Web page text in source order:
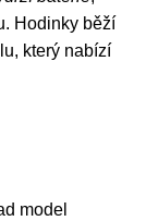
Hodinky běží
který nabízí
model